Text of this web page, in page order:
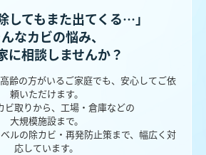
してもまた出てくる…」
なカビの悩み、
に相談しませんか？
齢の方がいるご家庭でも、安心してご依
頼いただけます。
ビ取りから、工場・倉庫などの
大規模施設まで。
ルの除カビ・再発防止策まで、幅広く対
応しています。